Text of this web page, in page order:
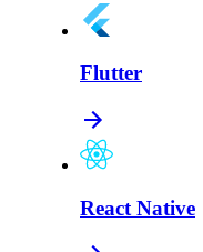
Flutter
React Native